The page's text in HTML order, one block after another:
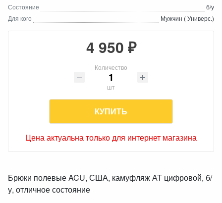
Состояние
б/у
Для кого
Мужчин ( Универс.)
4 950 ₽
Количество
шт
КУПИТЬ
Цена актуальна только для интернет магазина
Брюки полевые ACU, США, камуфляж АТ цифровой, б/
у, отличное состояние